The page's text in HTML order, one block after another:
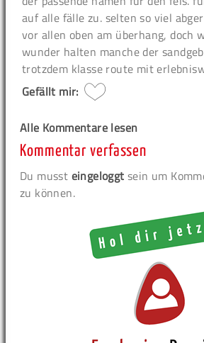
auf alle fälle zu. selten so viel
vor allen oben am überhang, doch
wunder halten manche der
trotzdem klasse route mit
Gefällt mir:
Alle Kommentare lesen
Kommentar verfassen
Du musst eingeloggt sein um
zu können.